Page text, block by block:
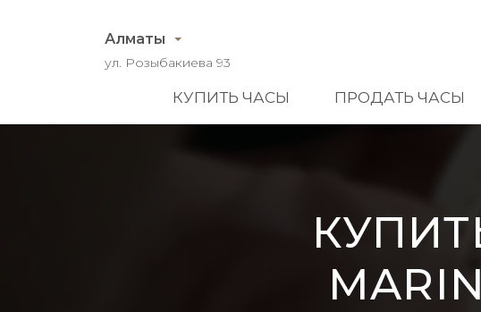
Алматы
ул. Розыбакиева 93
КУПИТЬ ЧАСЫ ПРОДАТЬ ЧАСЫ